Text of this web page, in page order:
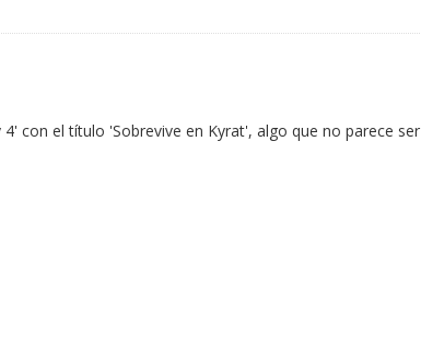
con el título 'Sobrevive en Kyrat', algo que no parece ser